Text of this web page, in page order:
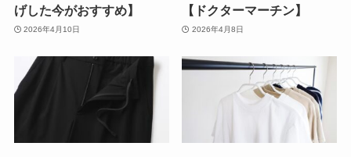
げした今がおすすめ】
2026年4月10日
【ドクターマーチン】
2026年4月8日